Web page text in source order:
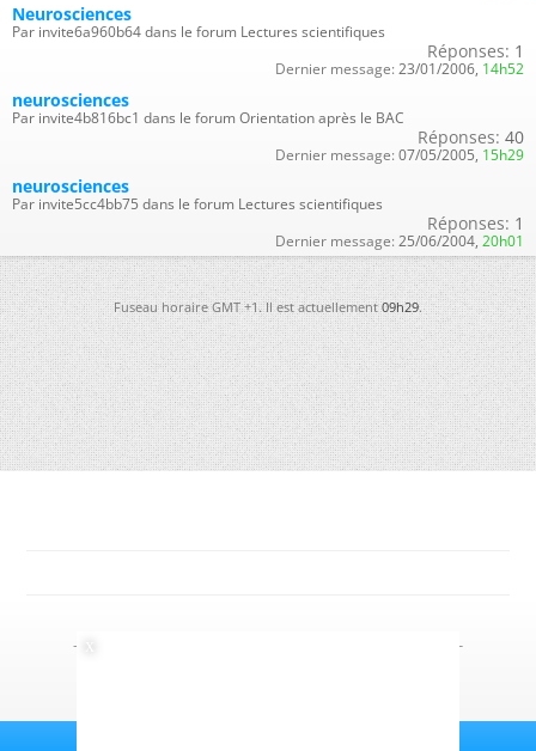
Neurosciences
Par invite6a960b64 dans le forum Lectures scientifiques
Réponses: 1
Dernier message: 23/01/2006, 14h52
neurosciences
Par invite4b816bc1 dans le forum Orientation après le BAC
Réponses: 40
Dernier message: 07/05/2005, 15h29
neurosciences
Par invite5cc4bb75 dans le forum Lectures scientifiques
Réponses: 1
Dernier message: 25/06/2004, 20h01
Fuseau horaire GMT +1. Il est actuellement09h29.
- -